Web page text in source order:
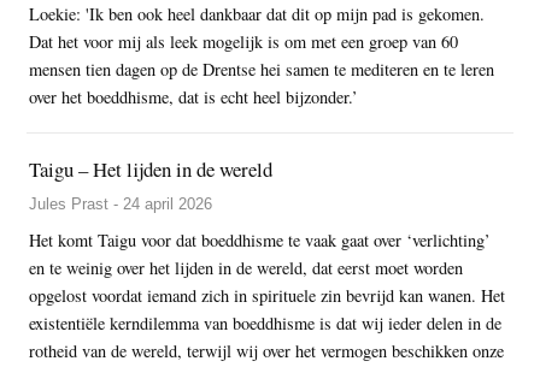
Loekie: 'Ik ben ook heel dankbaar dat dit op mijn pad is gekomen.
Dat het voor mij als leek mogelijk is om met een groep van 60
mensen tien dagen op de Drentse hei samen te mediteren en te leren
over het boeddhisme, dat is echt heel bijzonder.’
Taigu – Het lijden in de wereld
Jules Prast - 24 april 2026
Het komt Taigu voor dat boeddhisme te vaak gaat over ‘verlichting’
en te weinig over het lijden in de wereld, dat eerst moet worden
opgelost voordat iemand zich in spirituele zin bevrijd kan wanen. Het
existentiële kerndilemma van boeddhisme is dat wij ieder delen in de
rotheid van de wereld, terwijl wij over het vermogen beschikken onze